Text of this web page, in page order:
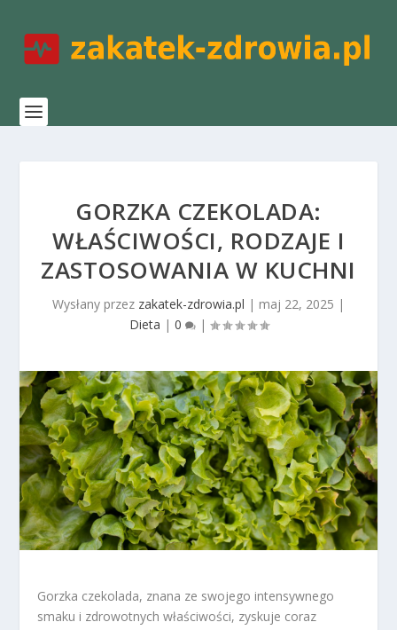
GORZKA CZEKOLADA:
WŁAŚCIWOŚCI, RODZAJE I
ZASTOSOWANIA W KUCHNI
Wysłany przez zakatek-zdrowia.pl | maj 22, 2025 |
Dieta | 0 |
Gorzka czekolada, znana ze swojego intensywnego
smaku i zdrowotnych właściwości, zyskuje coraz